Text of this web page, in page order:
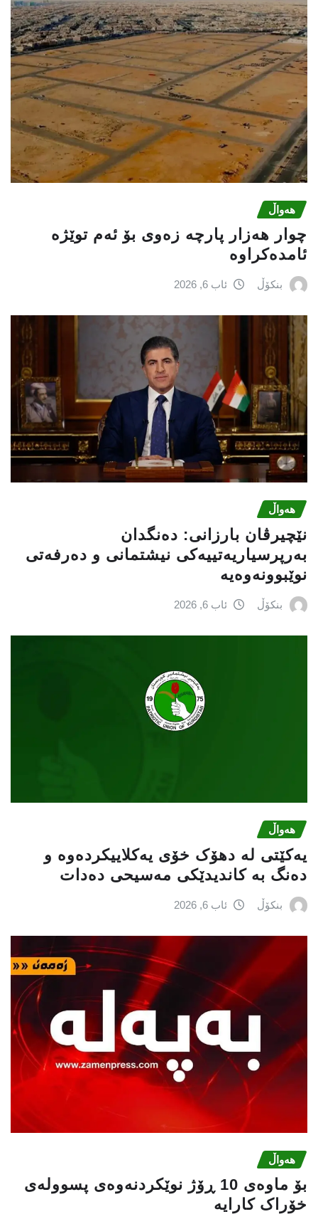
هەواڵ
چوار هەزار پارچە زەوی بۆ ئەم توێژە
ئامدەکراوە
بنکۆڵ ئاب 6, 2026
هەواڵ
نێچيرڤان بارزانى: دەنگدان
بەرپرسیاريه‌تییەکی نیشتمانى و دەرفەتی
نوێبوونەوەیە
بنکۆڵ ئاب 6, 2026
هەواڵ
یەکێتی لە دهۆک خۆی یەکلاییکردەوە و
دەنگ بە کاندیدێکی مەسیحی دەدات
بنکۆڵ ئاب 6, 2026
هەواڵ
بۆ ماوەی 10 ڕۆژ نوێکردنەوەی پسوولەی
خۆراک کارایە